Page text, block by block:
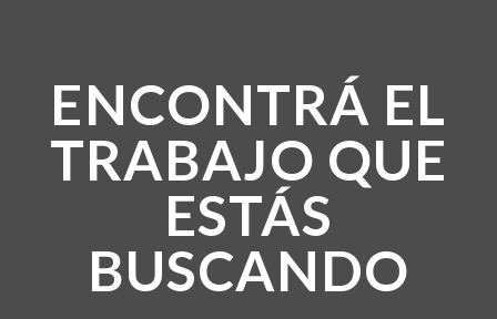
ENCONTRÁ EL
TRABAJO QUE
ESTÁS
BUSCANDO